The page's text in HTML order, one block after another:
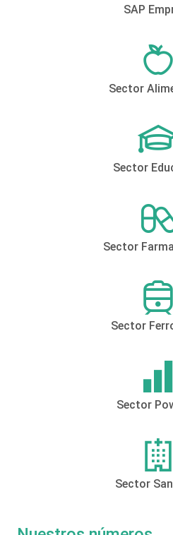
SAP
Sector
Sector
Sector
Sector
Sector
Sector